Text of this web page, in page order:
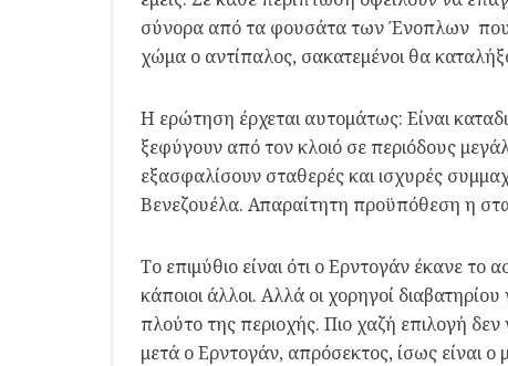
σύνορα από τα φουσάτα των Ένοπλων που
χώμα ο αντίπαλος, σακατεμένοι θα
Η ερώτηση έρχεται αυτομάτως: Είναι
ξεφύγουν από τον κλοιό σε περιόδους
εξασφαλίσουν σταθερές και ισχυρές
Βενεζουέλα. Απαραίτητη προϋπόθεση η
Το επιμύθιο είναι ότι ο Ερντογάν έκανε το
κάποιοι άλλοι. Αλλά οι χορηγοί
πλούτο της περιοχής. Πιο χαζή επιλογή
μετά ο Ερντογάν, απρόσεκτος, ίσως είναι